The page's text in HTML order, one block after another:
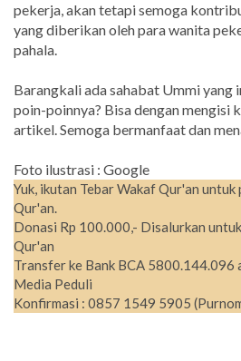
pekerja, akan tetapi semoga
yang diberikan oleh para wanita
pahala.
Barangkali ada sahabat Ummi yang
poin-poinnya? Bisa dengan mengisi
artikel. Semoga bermanfaat dan
Foto ilustrasi : Google
Yuk, ikutan Tebar Wakaf Qur'an
Qur'an.
Donasi Rp 100.000,- Disalurkan
Qur'an
Transfer ke Bank BCA 5800.144.096
Media Peduli
Konfirmasi : 0857 1549 5905